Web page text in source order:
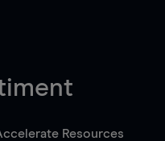
Resources